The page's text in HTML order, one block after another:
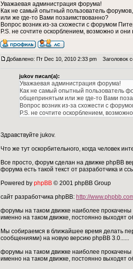
Уважаевая администрация форума!
Как не самый опытный пользователь
или же где-то Вами позаимствованно?
Вопрос возник из-за схожести с форумом
P.S. не сочтите оскорблением, возможно и
Добавлено: Пт Dec 10, 2010 2:33 pm Заголовок
jukov писал(а):
Уважаевая администрация форума!
Как не самый опытный пользователь
общепринятым или же где-то Вами
Вопрос возник из-за схожести с
P.S. не сочтите оскорблением,
Здравствуйте jukov.
Что же тут оскорбительного, когда человек
Все просто, форум сделан на движке phpBB
форума есть такой текст от разработчика и
Powered by phpBB © 2001 phpBB Group
сайт разработчика phpBB: http://
форумы на таком движке наиболее
именно на таком движке, постоянно выходят
Мы собираемся в ближайшее время делать
сообщениями) на новую версию phpBB 3.0......
форумы на таком движке наиболее
именно на таком движке, постоянно выходят